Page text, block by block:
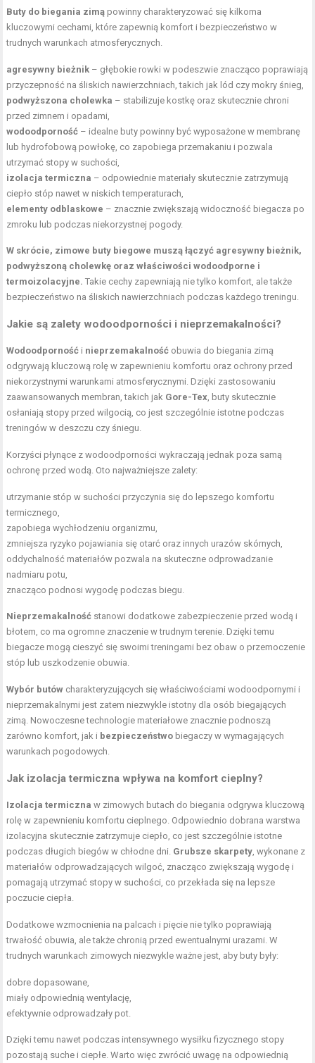
Buty do biegania zimą powinny charakteryzować się kilkoma
kluczowymi cechami, które zapewnią komfort i bezpieczeństwo w
trudnych warunkach atmosferycznych.
agresywny bieżnik – głębokie rowki w podeszwie znacząco poprawiają
przyczepność na śliskich nawierzchniach, takich jak lód czy mokry śnieg,
podwyższona cholewka – stabilizuje kostkę oraz skutecznie chroni
przed zimnem i opadami,
wodoodporność – idealne buty powinny być wyposażone w membranę
lub hydrofobową powłokę, co zapobiega przemakaniu i pozwala
utrzymać stopy w suchości,
izolacja termiczna – odpowiednie materiały skutecznie zatrzymują
ciepło stóp nawet w niskich temperaturach,
elementy odblaskowe – znacznie zwiększają widoczność biegacza po
zmroku lub podczas niekorzystnej pogody.
W skrócie, zimowe buty biegowe muszą łączyć agresywny bieżnik,
podwyższoną cholewkę oraz właściwości wodoodporne i
termoizolacyjne. Takie cechy zapewniają nie tylko komfort, ale także
bezpieczeństwo na śliskich nawierzchniach podczas każdego treningu.
Jakie są zalety wodoodporności i nieprzemakalności?
Wodoodporność i nieprzemakalność obuwia do biegania zimą
odgrywają kluczową rolę w zapewnieniu komfortu oraz ochrony przed
niekorzystnymi warunkami atmosferycznymi. Dzięki zastosowaniu
zaawansowanych membran, takich jak Gore-Tex, buty skutecznie
osłaniają stopy przed wilgocią, co jest szczególnie istotne podczas
treningów w deszczu czy śniegu.
Korzyści płynące z wodoodporności wykraczają jednak poza samą
ochronę przed wodą. Oto najważniejsze zalety:
utrzymanie stóp w suchości przyczynia się do lepszego komfortu
termicznego,
zapobiega wychłodzeniu organizmu,
zmniejsza ryzyko pojawiania się otarć oraz innych urazów skórnych,
oddychalność materiałów pozwala na skuteczne odprowadzanie
nadmiaru potu,
znacząco podnosi wygodę podczas biegu.
Nieprzemakalność stanowi dodatkowe zabezpieczenie przed wodą i
błotem, co ma ogromne znaczenie w trudnym terenie. Dzięki temu
biegacze mogą cieszyć się swoimi treningami bez obaw o przemoczenie
stóp lub uszkodzenie obuwia.
Wybór butów charakteryzujących się właściwościami wodoodpornymi i
nieprzemakalnymi jest zatem niezwykle istotny dla osób biegających
zimą. Nowoczesne technologie materiałowe znacznie podnoszą
zarówno komfort, jak i bezpieczeństwo biegaczy w wymagających
warunkach pogodowych.
Jak izolacja termiczna wpływa na komfort cieplny?
Izolacja termiczna w zimowych butach do biegania odgrywa kluczową
rolę w zapewnieniu komfortu cieplnego. Odpowiednio dobrana warstwa
izolacyjna skutecznie zatrzymuje ciepło, co jest szczególnie istotne
podczas długich biegów w chłodne dni. Grubsze skarpety, wykonane z
materiałów odprowadzających wilgoć, znacząco zwiększają wygodę i
pomagają utrzymać stopy w suchości, co przekłada się na lepsze
poczucie ciepła.
Dodatkowe wzmocnienia na palcach i pięcie nie tylko poprawiają
trwałość obuwia, ale także chronią przed ewentualnymi urazami. W
trudnych warunkach zimowych niezwykle ważne jest, aby buty były:
dobre dopasowane,
miały odpowiednią wentylację,
efektywnie odprowadzały pot.
Dzięki temu nawet podczas intensywnego wysiłku fizycznego stopy
pozostają suche i ciepłe. Warto więc zwrócić uwagę na odpowiednią